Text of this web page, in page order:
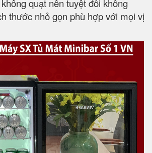
quạt nên tuyệt đối không
thước nhỏ gọn phù hợp với mọi vị